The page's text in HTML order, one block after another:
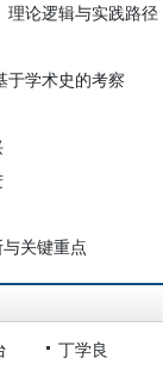
理论逻辑与实践路径
学术史的考察
关键重点
丁学良